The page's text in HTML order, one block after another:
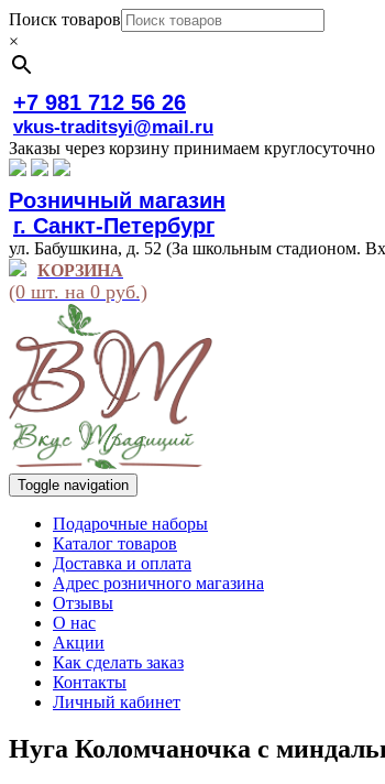
Поиск товаров
×
+7 981 712 56 26
vkus-traditsyi@mail.ru
Заказы через корзину принимаем круглосуточно
Розничный магазин
г. Санкт-Петербург
ул. Бабушкина, д. 52 (За школьным стадионом.
КОРЗИНА
(0 шт. на 0 руб.)
Toggle navigation
Подарочные наборы
Каталог товаров
Доставка и оплата
Адрес розничного магазина
Отзывы
О нас
Акции
Как сделать заказ
Контакты
Личный кабинет
Нуга Коломчаночка с